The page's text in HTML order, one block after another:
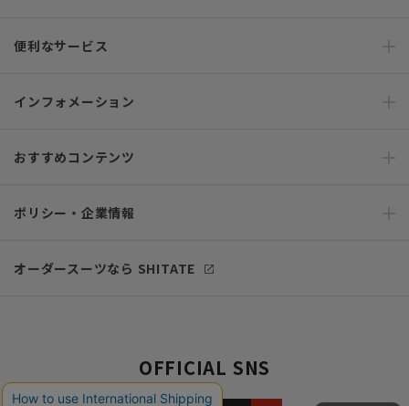
便利なサービス
インフォメーション
おすすめコンテンツ
ポリシー・企業情報
オーダースーツなら SHITATE
OFFICIAL SNS